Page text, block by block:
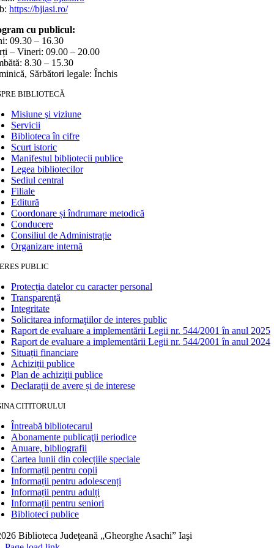
https://bjiasi.ro/
cu publicul:
09.30 – 16.30
– Vineri: 09.00 – 20.00
8.30 – 15.30
Sărbători legale: Închis
BIBLIOTECĂ
Misiune şi viziune
Servicii
Biblioteca în cifre
Scurt istoric
Manifestul bibliotecii publice
Legea bibliotecilor
Sediul central
Filiale
Editură
Coordonare și îndrumare metodică
Conducere
Consiliul de Administrație
Organizare internă
PUBLIC
Protecția datelor cu caracter personal
Transparență
Integritate
Solicitarea informaţiilor de interes public
Raport de evaluare a implementării Legii nr. 544/2001 în anul 2025
Raport de evaluare a implementării Legii nr. 544/2001 în anul 2024
Situații financiare
Achiziții publice
Plan de achiziţii publice
Declarații de avere și de interese
CITITORULUI
Întreabă bibliotecarul
Abonamente publicaţii periodice
Anuare, bibliografii
Cartea lunii din colecțiile speciale
Informații pentru copii
Informații pentru adolescenți
Informații pentru adulți
Informații pentru seniori
Biblioteci publice
Biblioteca Judeţeană „Gheorghe Asachi” Iaşi